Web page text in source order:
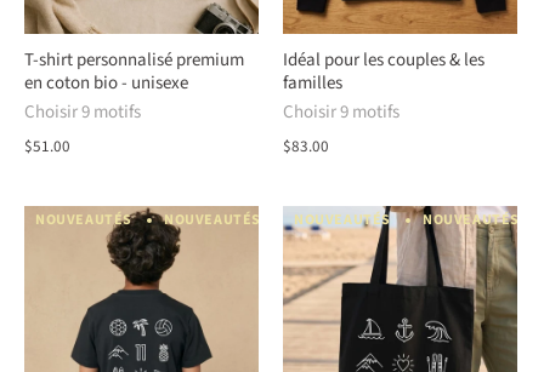
T-shirt personnalisé premium
en coton bio - unisexe
Choisir 9 motifs
$51.00
Idéal pour les couples & les
familles
Choisir 9 motifs
$83.00
NOUVEAUTÉS NOUVEAUTÉS NOUVEAUTÉS NOUVEAUTÉS
NOUVEAUTÉS NOUVEAUTÉS